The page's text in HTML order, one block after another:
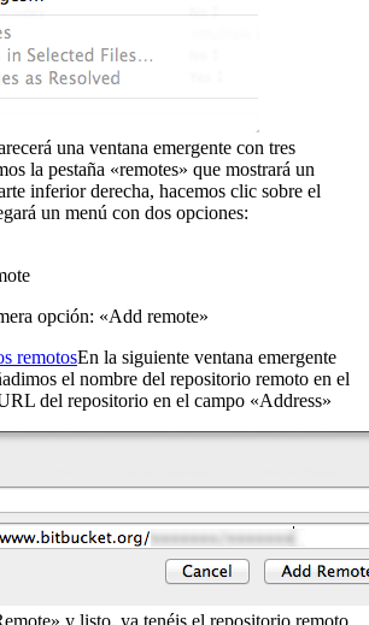
una ventana emergente con tres
la pestaña «remotes» que mostrará un
inferior derecha, hacemos clic sobre el
un menú con dos opciones:
opción: «Add remote»
En la siguiente ventana emergente
el nombre del repositorio remoto en el
del repositorio en el campo «Address»